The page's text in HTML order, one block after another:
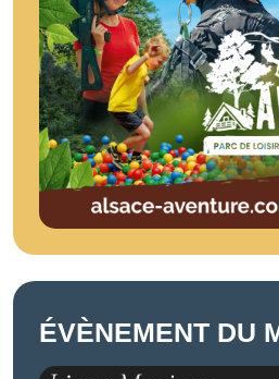
ÉVÈNEMENT DU